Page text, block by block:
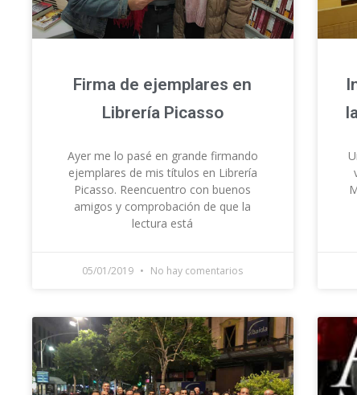
Firma de ejemplares en
Librería Picasso
Ayer me lo pasé en grande firmando
ejemplares de mis títulos en Librería
Picasso. Reencuentro con buenos
amigos y comprobación de que la
lectura está
05/01/2019 No hay comentarios